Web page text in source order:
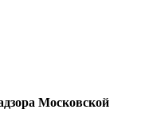
Московской